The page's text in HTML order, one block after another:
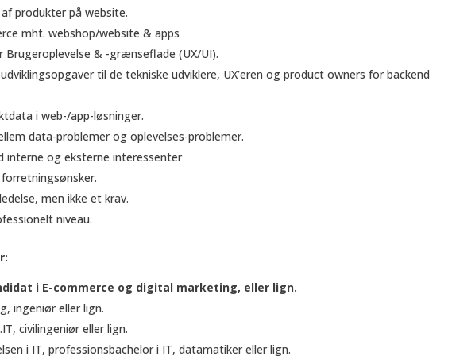
produkter på website.
mht. webshop/website & apps
& -grænseflade (UX/UI).
til de tekniske udviklere, UX’eren og product owners for backend
i web-/app-løsninger.
data-problemer og oplevelses-problemer.
interne og eksterne interessenter
men ikke et krav.
niveau.
i E-commerce og digital marketing, eller lign.
ingeniør eller lign.
civilingeniør eller lign.
i IT, professionsbachelor i IT, datamatiker eller lign.